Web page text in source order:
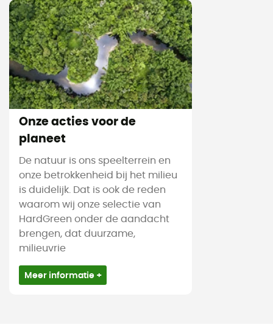
Onze acties voor de
planeet
De natuur is ons speelterrein en
onze betrokkenheid bij het milieu
is duidelijk. Dat is ook de reden
waarom wij onze selectie van
HardGreen onder de aandacht
brengen, dat duurzame,
milieuvrie
Meer informatie +